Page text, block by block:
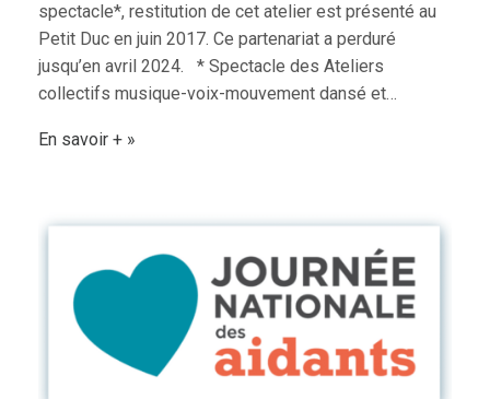
spectacle*, restitution de cet atelier est présenté au
Petit Duc en juin 2017. Ce partenariat a perduré
jusqu’en avril 2024. * Spectacle des Ateliers
collectifs musique-voix-mouvement dansé et…
En savoir +